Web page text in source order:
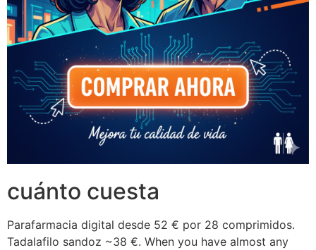
cuánto cuesta
Parafarmacia digital desde 52 € por 28 comprimidos.
Tadalafilo sandoz ~38 €. When you have almost any